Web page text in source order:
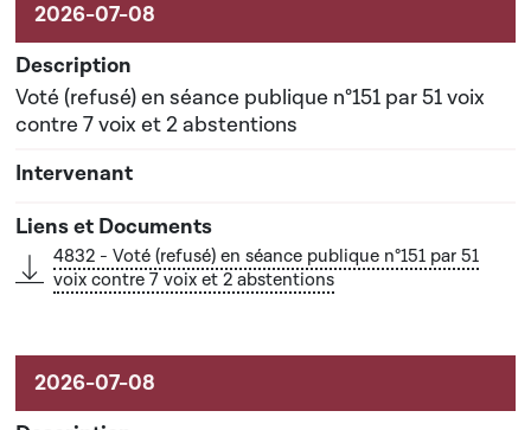
Voté (refusé) en séance publique n°151 par 51 voix
contre 7 voix et 2 abstentions
4832 - Voté (refusé) en séance publique n°151 par 51
voix contre 7 voix et 2 abstentions